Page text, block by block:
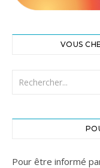
VOUS
Pour être informé